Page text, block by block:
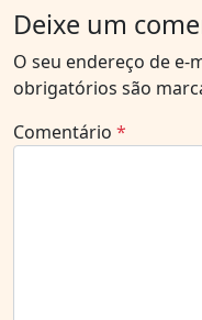
Deixe um
O seu endereço de e-
obrigatórios são
Comentário *